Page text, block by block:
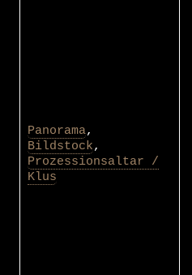
Panorama,
Bildstock,
Prozessionsaltar /
Klus